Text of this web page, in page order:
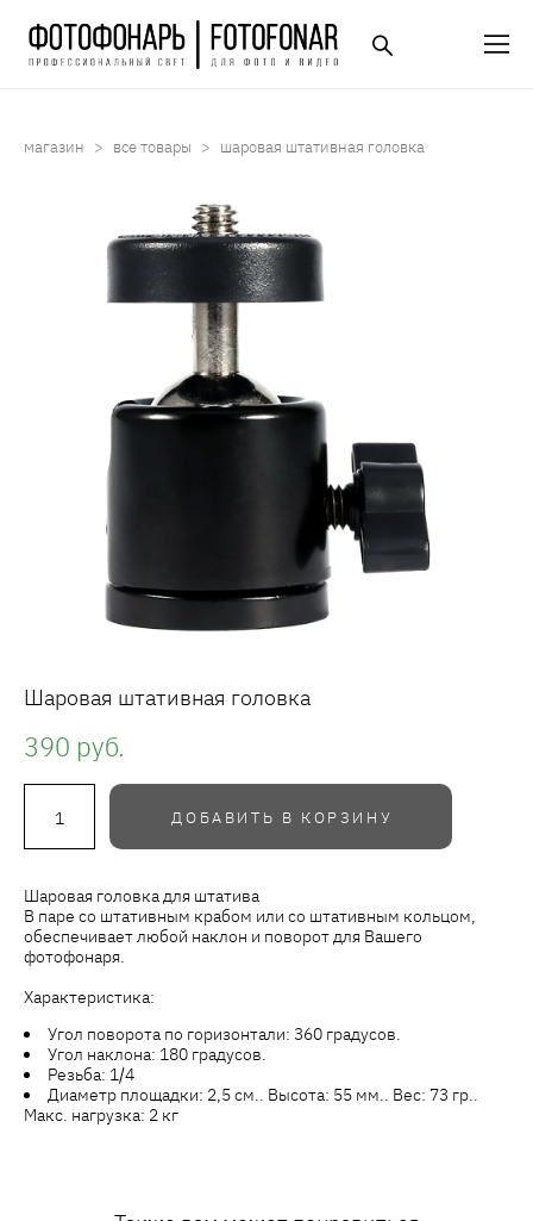
магазин > все товары > шаровая штативная головка
Шаровая штативная головка
390 pуб.
ДОБАВИТЬ В КОРЗИНУ
Шаровая головка для штатива
В паре со штативным крабом или со штативным кольцом,
обеспечивает любой наклон и поворот для Вашего
фотофонаря.
Характеристика:
Угол поворота по горизонтали: 360 градусов.
Угол наклона: 180 градусов.
Резьба: 1/4
Диаметр площадки: 2,5 см.. Высота: 55 мм.. Вес: 73 гр..
Макс. нагрузка: 2 кг